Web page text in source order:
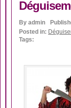
By admin
Posted in:
Tags: